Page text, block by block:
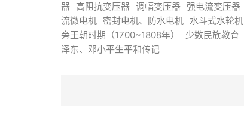
器 高阻抗变压器 调幅变压器 强电流变压器
流微电机 密封电机、防水电机 水斗式水轮机
旁王朝时期（1700~1808年）
少数民族教育
泽东、邓小平生平和传记